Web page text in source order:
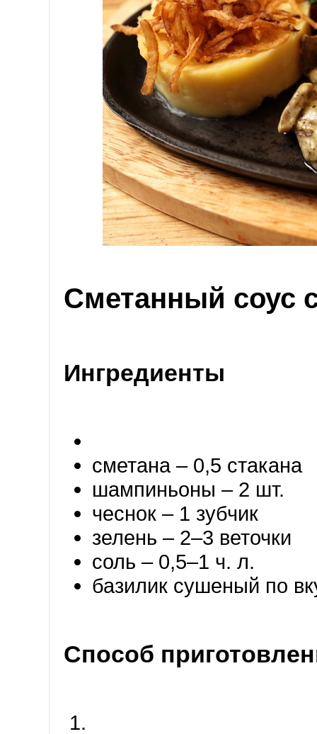
Сметанный соус
Ингредиенты
сметана – 0,5 стакана
шампиньоны – 2 шт.
чеснок – 1 зубчик
зелень – 2–3 веточки
соль – 0,5–1 ч. л.
базилик сушеный по
Способ